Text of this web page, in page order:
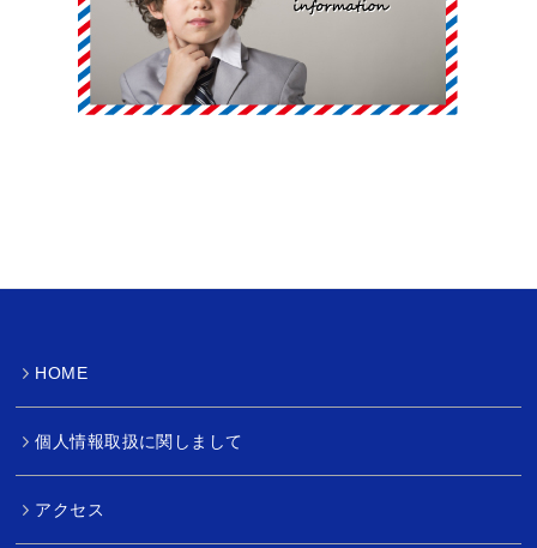
HOME
個人情報取扱に関しまして
アクセス